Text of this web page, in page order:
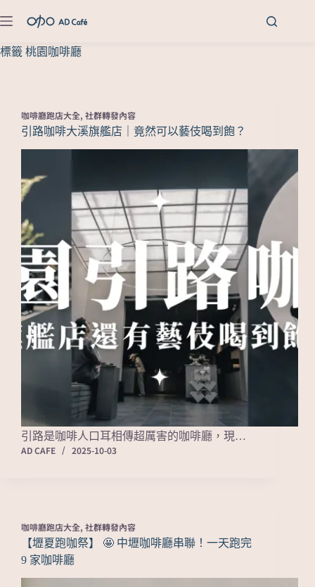
標籤 桃園咖啡廳
咖啡廳跑店大全, 社群轉發內容
引路咖啡大溪旗艦店｜竟然可以藝伎喝到飽？
引路是咖啡人口耳相傳超厲害的咖啡廳，現…
AD CAFE
2025-10-03
咖啡廳跑店大全, 社群轉發內容
【壢夏跑咖祭】 🤩 中壢咖啡廳串聯！一天跑完
9 家咖啡廳